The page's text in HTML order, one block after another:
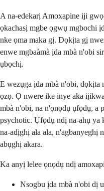
A na-edekarị Amoxapine iji
ọkachasị mgbe ọgwụ mgbochi
nke ọma maka gị. Dọkịta gị
enwe mgbaàmà ịda mbà n'obi
ụbọchị.
E wezụga ịda mbà n'obi, dọkịta
ọzọ. Ọ nwere ike inye aka
mbà n'obi, na n'ọnọdụ ụfọdụ, a
psychotic. Ụfọdụ ndị na-ahụ ya
na-adịghị ala ala, n'agbanyeghị
abụghị akara.
Ka anyị lelee ọnọdụ ndị
Nsogbu ịda mbà n'obi dị